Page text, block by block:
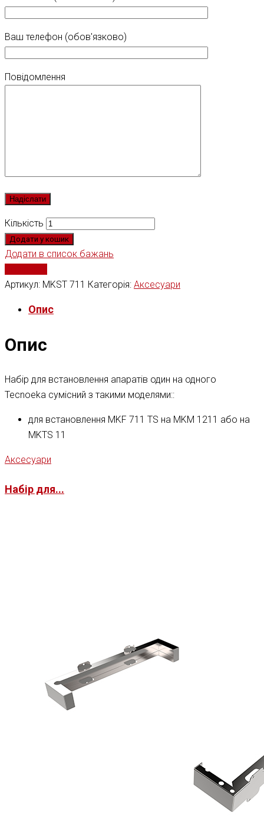
Ваш телефон (обов'язково)
Повідомлення
Кількість
Додати у кошик
Додати в список бажань
Артикул: MKST 711 Категорія: Аксесуари
Опис
Опис
Набір для встановлення апаратів один на одного
Tecnoeka сумісний з такими моделями::
для встановлення MKF 711 TS на MKM 1211 або на
MKTS 11
Аксесуари
Набір для...